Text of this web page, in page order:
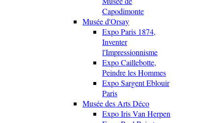
Capodimonte
Musée d'Orsay
Expo Paris 1874,
Inventer
l'Impressionnisme
Expo Caillebotte,
Peindre les Hommes
Expo Sargent Eblouir
Paris
Musée des Arts Déco
Expo Iris Van Herpen